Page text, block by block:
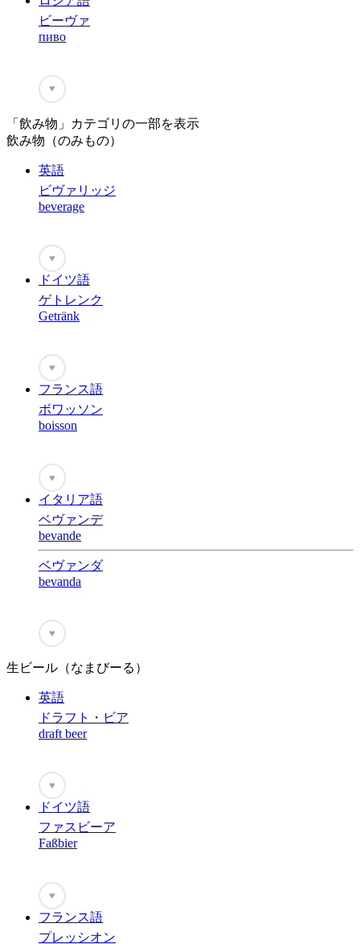
ビーヴァ
пиво
♥
「飲み物」カテゴリの一部を表示
飲み物（のみもの）
英語
ビヴァリッジ
beverage
♥
ドイツ語
ゲトレンク
Getränk
♥
フランス語
ボワッソン
boisson
♥
イタリア語
ベヴァンデ
bevande
ベヴァンダ
bevanda
♥
生ビール（なまびーる）
英語
ドラフト・ビア
draft beer
♥
ドイツ語
ファスビーア
Faßbier
♥
フランス語
プレッシオン